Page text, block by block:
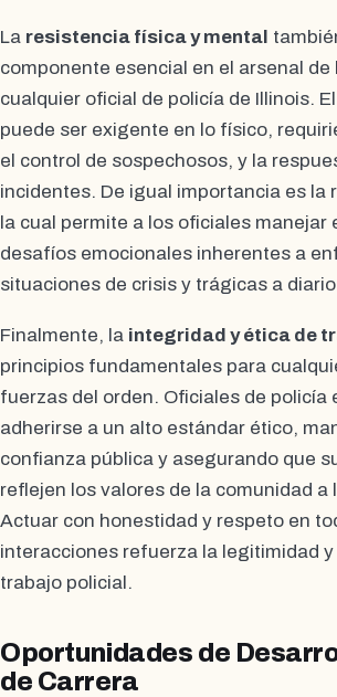
La resistencia física y mental
componente esencial en el arsenal de
cualquier oficial de policía de Illinois.
puede ser exigente en lo físico,
el control de sospechosos, y la
incidentes. De igual importancia es la
la cual permite a los oficiales manejar
desafíos emocionales inherentes a
situaciones de crisis y trágicas a
Finalmente, la integridad y ética de
principios fundamentales para
fuerzas del orden. Oficiales de policía
adherirse a un alto estándar ético,
confianza pública y asegurando que
reflejen los valores de la comunidad a
Actuar con honestidad y respeto en
interacciones refuerza la legitimidad y
trabajo policial.
Oportunidades de
de Carrera